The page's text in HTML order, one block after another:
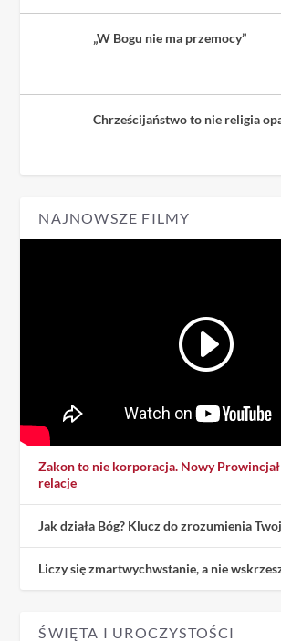
„W Bogu nie ma przemocy”
Chrześcijaństwo to nie religia
NAJNOWSZE FILMY
Zakon to nie korporacja. Nowy
relacje
Jak działa Bóg? Klucz do zrozumienia
Liczy się zmartwychwstanie, a nie
ŚWIĘTA I UROCZYSTOŚCI